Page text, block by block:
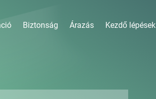
Biztonság Árazás Kezdő lépések